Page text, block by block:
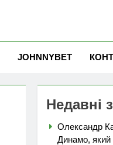
JOHNNYBET
Недавні
Олександр
Динамо, який